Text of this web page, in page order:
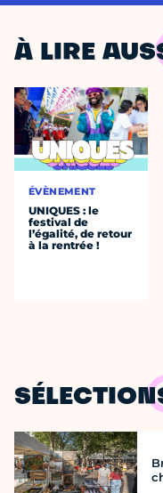
À LIRE
ÉVÈNEMENT
UNIQUES : le
festival de
l’égalité, de retour
à la rentrée !